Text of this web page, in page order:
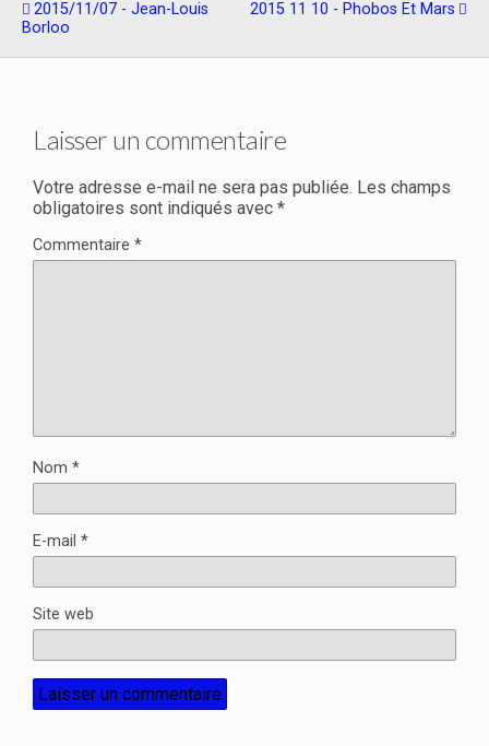
2015/11/07 - Jean-Louis
Borloo
2015 11 10 - Phobos Et Mars
Laisser un commentaire
Votre adresse e-mail ne sera pas publiée. Les champs
obligatoires sont indiqués avec *
Commentaire *
Nom *
E-mail *
Site web